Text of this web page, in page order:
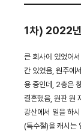
1차) 2022
큰 회사에 있었어
간 있었음, 원주에
용 중인데, 2층은
결혼했음, 원판 원
광산에서 일을 하
(특수철)을 캐시는